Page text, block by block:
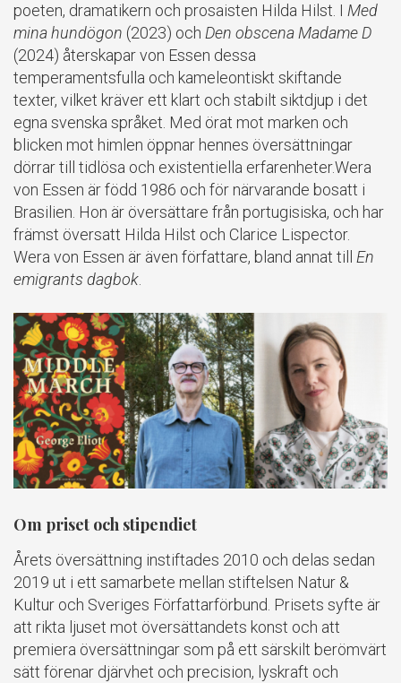
poeten, dramatikern och prosaisten Hilda Hilst. I Med
mina hundögon (2023) och Den obscena Madame D
(2024) återskapar von Essen dessa
temperamentsfulla och kameleontiskt skiftande
texter, vilket kräver ett klart och stabilt siktdjup i det
egna svenska språket. Med örat mot marken och
blicken mot himlen öppnar hennes översättningar
dörrar till tidlösa och existentiella erfarenheter.Wera
von Essen är född 1986 och för närvarande bosatt i
Brasilien. Hon är översättare från portugisiska, och har
främst översatt Hilda Hilst och Clarice Lispector.
Wera von Essen är även författare, bland annat till En
emigrants dagbok.
Om priset och stipendiet
Årets översättning instiftades 2010 och delas sedan
2019 ut i ett samarbete mellan stiftelsen Natur &
Kultur och Sveriges Författarförbund. Prisets syfte är
att rikta ljuset mot översättandets konst och att
premiera översättningar som på ett särskilt berömvärt
sätt förenar djärvhet och precision, lyskraft och